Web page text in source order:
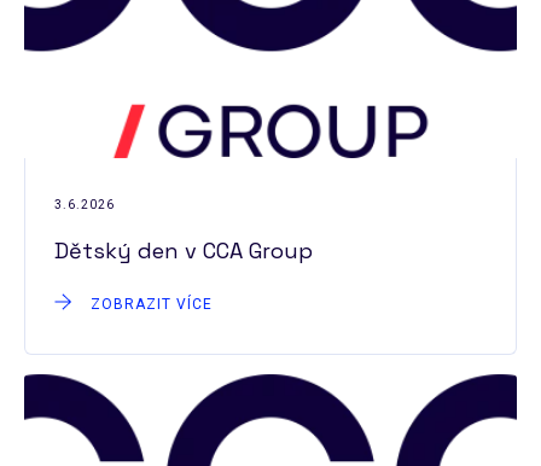
3.6.2026
Dětský den v CCA Group
ZOBRAZIT VÍCE